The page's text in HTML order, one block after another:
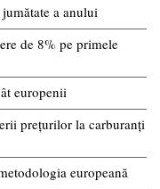
a anului
de 8% pe primele
europenii
prețurilor la carburanți
europeană